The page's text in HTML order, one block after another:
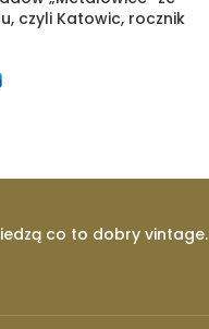
czyli Katowic, rocznik
co to dobry vintage.